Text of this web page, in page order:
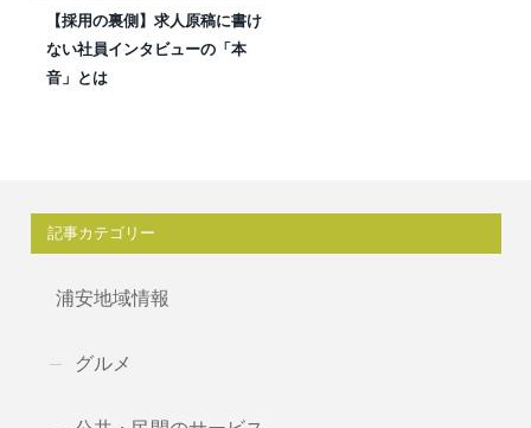
【採用の裏側】求人原稿に書け
ない社員インタビューの「本
音」とは
記事カテゴリー
浦安地域情報
グルメ